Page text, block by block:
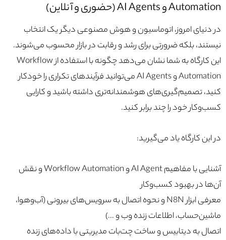
Automation و AI Agents (حضوری و آنلاین)
در دنیای امروز، اتوماسیون و هوش مصنوعی دیگر یک انتخاب
نیستند، بلکه ضرورتی برای رشد و رقابت در بازار محسوب می‌شوند.
این کارگاه به شما نشان می‌دهد چگونه با استفاده از Workflow
Automation و AI Agents می‌توانید فرآیندهای تکراری را خودکار
کنید، تصمیم‌گیری‌های هوشمندانه‌تری داشته باشید و کارایی
کسب‌وکار خود را چند برابر کنید.
در این کارگاه یاد می‌گیرید:
آشنایی با مفاهیم AI Agent و Workflow Automation و نقش
آن‌ها در بهبود کسب‌وکار
معرفی ابزار N8N و نحوه اتصال به سرویس‌های بیرونی (آب‌وهوا،
ماشین‌حساب، اطلاعات زنده وب و …)
اتصال به دیتابیس و ساخت چت‌بات مدیریتی با داده‌های زنده